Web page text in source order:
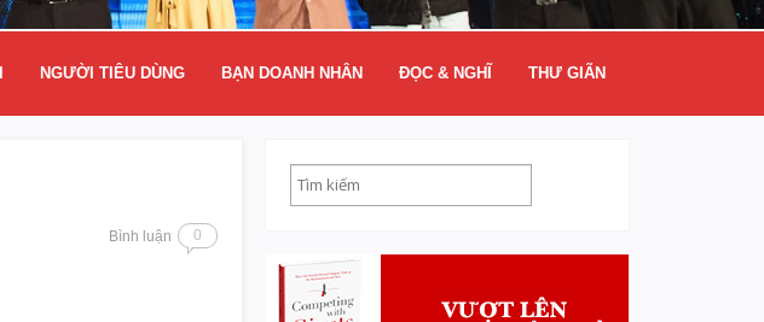
NGƯỜI TIÊU DÙNG BẠN DOANH NHÂN ĐỌC & NGHĨ THƯ GIÃN
Bình luận 0